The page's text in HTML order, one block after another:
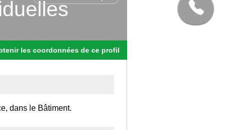
les coordonnées de ce profil
dans le Bâtiment.